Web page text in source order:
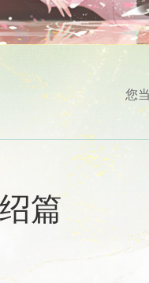
您
篇